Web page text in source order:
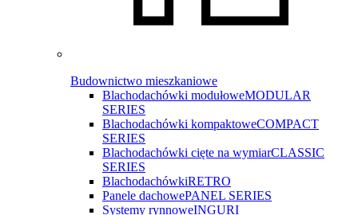
Budownictwo mieszkaniowe
Blachodachówki modułoweMODULAR
SERIES
Blachodachówki kompaktoweCOMPACT
SERIES
Blachodachówki cięte na wymiarCLASSIC
SERIES
BlachodachówkiRETRO
Panele dachowePANEL SERIES
Systemy rynnoweINGURI